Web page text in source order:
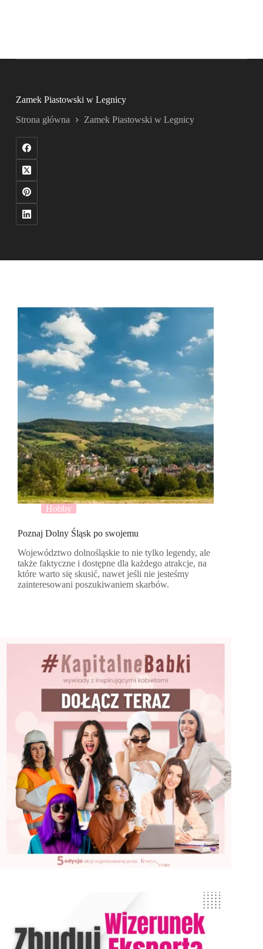
Zamek Piastowski w Legnicy
Strona główna Zamek Piastowski w Legnicy
Hobby
Poznaj Dolny Śląsk po swojemu
Województwo dolnośląskie to nie tylko legendy, ale
także faktyczne i dostępne dla każdego atrakcje, na
które warto się skusić, nawet jeśli nie jesteśmy
zainteresowani poszukiwaniem skarbów.